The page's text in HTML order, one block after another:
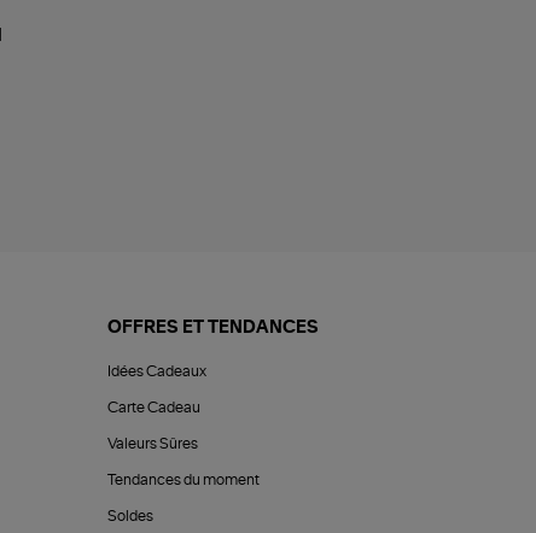
OFFRES ET TENDANCES
Idées Cadeaux
Carte Cadeau
Valeurs Sûres
Tendances du moment
Soldes